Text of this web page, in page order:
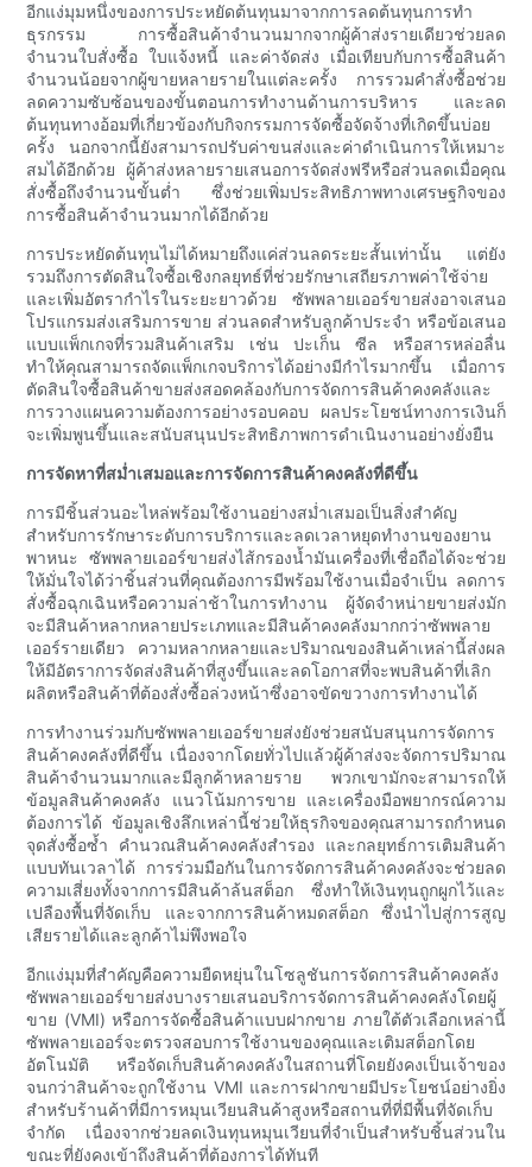
อีกแง่มุมหนึ่งของการประหยัดต้นทุนมาจากการลดต้นทุนการทำ
ธุรกรรม การซื้อสินค้าจำนวนมากจากผู้ค้าส่งรายเดียวช่วยลด
จำนวนใบสั่งซื้อ ใบแจ้งหนี้ และค่าจัดส่ง เมื่อเทียบกับการซื้อสินค้า
จำนวนน้อยจากผู้ขายหลายรายในแต่ละครั้ง การรวมคำสั่งซื้อช่วย
ลดความซับซ้อนของขั้นตอนการทำงานด้านการบริหาร และลด
ต้นทุนทางอ้อมที่เกี่ยวข้องกับกิจกรรมการจัดซื้อจัดจ้างที่เกิดขึ้นบ่อย
ครั้ง นอกจากนี้ยังสามารถปรับค่าขนส่งและค่าดำเนินการให้เหมาะ
สมได้อีกด้วย ผู้ค้าส่งหลายรายเสนอการจัดส่งฟรีหรือส่วนลดเมื่อคุณ
สั่งซื้อถึงจำนวนขั้นต่ำ ซึ่งช่วยเพิ่มประสิทธิภาพทางเศรษฐกิจของ
การซื้อสินค้าจำนวนมากได้อีกด้วย
การประหยัดต้นทุนไม่ได้หมายถึงแค่ส่วนลดระยะสั้นเท่านั้น แต่ยัง
รวมถึงการตัดสินใจซื้อเชิงกลยุทธ์ที่ช่วยรักษาเสถียรภาพค่าใช้จ่าย
และเพิ่มอัตรากำไรในระยะยาวด้วย ซัพพลายเออร์ขายส่งอาจเสนอ
โปรแกรมส่งเสริมการขาย ส่วนลดสำหรับลูกค้าประจำ หรือข้อเสนอ
แบบแพ็กเกจที่รวมสินค้าเสริม เช่น ปะเก็น ซีล หรือสารหล่อลื่น
ทำให้คุณสามารถจัดแพ็กเกจบริการได้อย่างมีกำไรมากขึ้น เมื่อการ
ตัดสินใจซื้อสินค้าขายส่งสอดคล้องกับการจัดการสินค้าคงคลังและ
การวางแผนความต้องการอย่างรอบคอบ ผลประโยชน์ทางการเงินก็
จะเพิ่มพูนขึ้นและสนับสนุนประสิทธิภาพการดำเนินงานอย่างยั่งยืน
การจัดหาที่สม่ำเสมอและการจัดการสินค้าคงคลังที่ดีขึ้น
การมีชิ้นส่วนอะไหล่พร้อมใช้งานอย่างสม่ำเสมอเป็นสิ่งสำคัญ
สำหรับการรักษาระดับการบริการและลดเวลาหยุดทำงานของยาน
พาหนะ ซัพพลายเออร์ขายส่งไส้กรองน้ำมันเครื่องที่เชื่อถือได้จะช่วย
ให้มั่นใจได้ว่าชิ้นส่วนที่คุณต้องการมีพร้อมใช้งานเมื่อจำเป็น ลดการ
สั่งซื้อฉุกเฉินหรือความล่าช้าในการทำงาน ผู้จัดจำหน่ายขายส่งมัก
จะมีสินค้าหลากหลายประเภทและมีสินค้าคงคลังมากกว่าซัพพลาย
เออร์รายเดียว ความหลากหลายและปริมาณของสินค้าเหล่านี้ส่งผล
ให้มีอัตราการจัดส่งสินค้าที่สูงขึ้นและลดโอกาสที่จะพบสินค้าที่เลิก
ผลิตหรือสินค้าที่ต้องสั่งซื้อล่วงหน้าซึ่งอาจขัดขวางการทำงานได้
การทำงานร่วมกับซัพพลายเออร์ขายส่งยังช่วยสนับสนุนการจัดการ
สินค้าคงคลังที่ดีขึ้น เนื่องจากโดยทั่วไปแล้วผู้ค้าส่งจะจัดการปริมาณ
สินค้าจำนวนมากและมีลูกค้าหลายราย พวกเขามักจะสามารถให้
ข้อมูลสินค้าคงคลัง แนวโน้มการขาย และเครื่องมือพยากรณ์ความ
ต้องการได้ ข้อมูลเชิงลึกเหล่านี้ช่วยให้ธุรกิจของคุณสามารถกำหนด
จุดสั่งซื้อซ้ำ คำนวณสินค้าคงคลังสำรอง และกลยุทธ์การเติมสินค้า
แบบทันเวลาได้ การร่วมมือกันในการจัดการสินค้าคงคลังจะช่วยลด
ความเสี่ยงทั้งจากการมีสินค้าล้นสต็อก ซึ่งทำให้เงินทุนถูกผูกไว้และ
เปลืองพื้นที่จัดเก็บ และจากการสินค้าหมดสต็อก ซึ่งนำไปสู่การสูญ
เสียรายได้และลูกค้าไม่พึงพอใจ
อีกแง่มุมที่สำคัญคือความยืดหยุ่นในโซลูชันการจัดการสินค้าคงคลัง
ซัพพลายเออร์ขายส่งบางรายเสนอบริการจัดการสินค้าคงคลังโดยผู้
ขาย (VMI) หรือการจัดซื้อสินค้าแบบฝากขาย ภายใต้ตัวเลือกเหล่านี้
ซัพพลายเออร์จะตรวจสอบการใช้งานของคุณและเติมสต็อกโดย
อัตโนมัติ หรือจัดเก็บสินค้าคงคลังในสถานที่โดยยังคงเป็นเจ้าของ
จนกว่าสินค้าจะถูกใช้งาน VMI และการฝากขายมีประโยชน์อย่างยิ่ง
สำหรับร้านค้าที่มีการหมุนเวียนสินค้าสูงหรือสถานที่ที่มีพื้นที่จัดเก็บ
จำกัด เนื่องจากช่วยลดเงินทุนหมุนเวียนที่จำเป็นสำหรับชิ้นส่วนใน
ขณะที่ยังคงเข้าถึงสินค้าที่ต้องการได้ทันที